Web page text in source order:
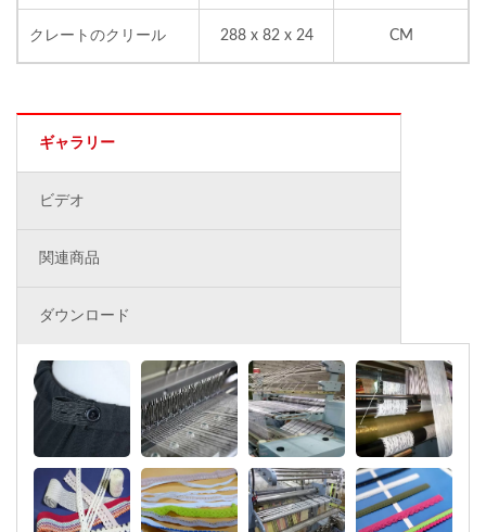
クレートのクリール 288 x 82 x 24 CM
ギャラリー
ビデオ
関連商品
ダウンロード